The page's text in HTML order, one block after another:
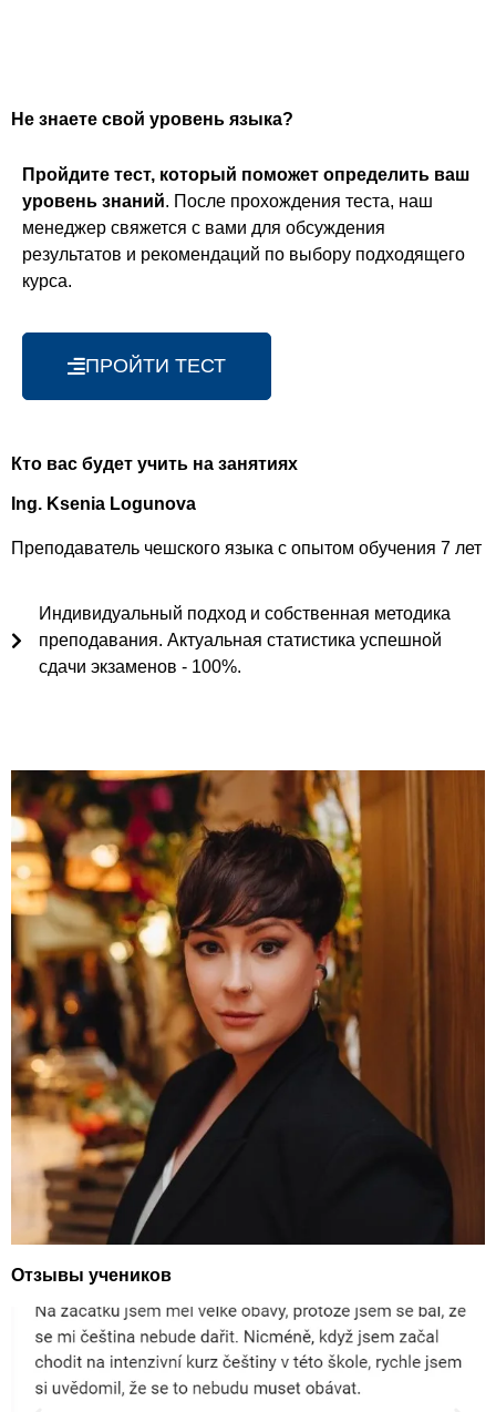
Не знаете свой уровень языка?
Пройдите тест, который поможет определить ваш
уровень знаний. После прохождения теста, наш
менеджер свяжется с вами для обсуждения
результатов и рекомендаций по выбору подходящего
курса.
ПРОЙТИ ТЕСТ
Кто вас будет учить на занятиях
Ing. Ksenia Logunova
Преподаватель чешского языка с опытом обучения 7 лет
Индивидуальный подход и собственная методика
преподавания. Актуальная статистика успешной
сдачи экзаменов - 100%.
Отзывы учеников